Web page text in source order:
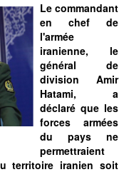
Le commandant
en chef de
l'armée
iranienne, le
général de
division Amir
Hatami, a
déclaré que les
forces armées
du pays ne
permettraient
territoire iranien soit